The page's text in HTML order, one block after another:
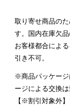
取り寄せ商品の
す。国内在庫欠
お客様都合によ
引き不可。
※商品パッケージ
ージによる交換
【※割引対象外】